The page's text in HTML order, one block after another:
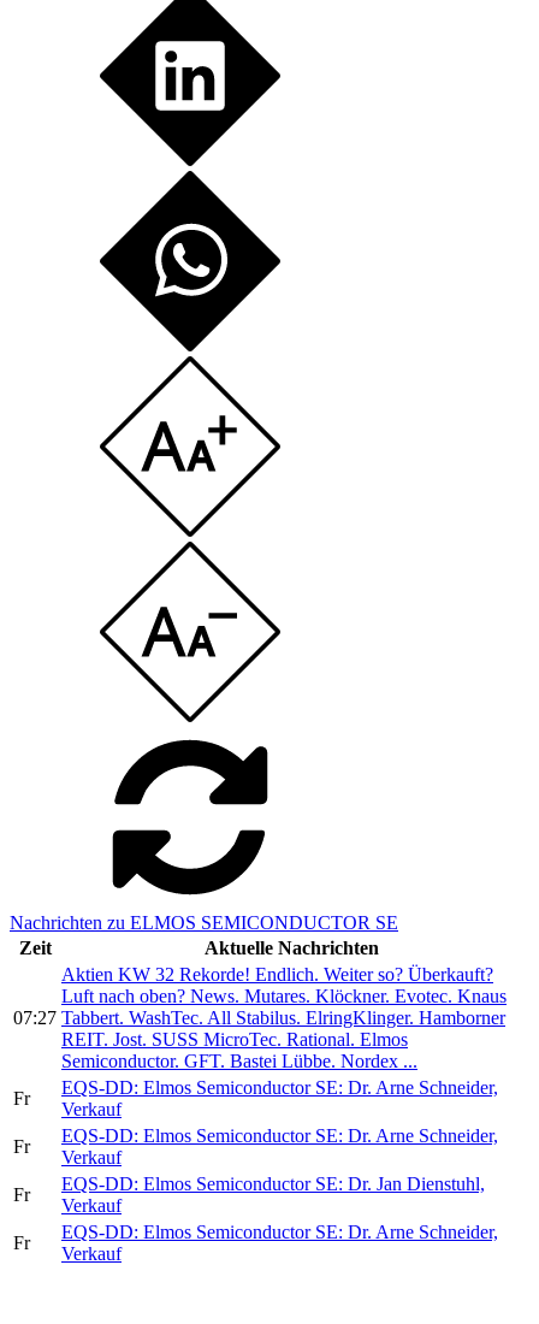
Nachrichten zu ELMOS SEMICONDUCTOR SE
Zeit
Aktuelle Nachrichten
07:27
Aktien KW 32 Rekorde! Endlich. Weiter so? Überkauft?
Luft nach oben? News. Mutares. Klöckner. Evotec. Knaus
Tabbert. WashTec. All Stabilus. ElringKlinger. Hamborner
REIT. Jost. SUSS MicroTec. Rational. Elmos
Semiconductor. GFT. Bastei Lübbe. Nordex ...
Fr
EQS-DD: Elmos Semiconductor SE: Dr. Arne Schneider,
Verkauf
Fr
EQS-DD: Elmos Semiconductor SE: Dr. Arne Schneider,
Verkauf
Fr
EQS-DD: Elmos Semiconductor SE: Dr. Jan Dienstuhl,
Verkauf
Fr
EQS-DD: Elmos Semiconductor SE: Dr. Arne Schneider,
Verkauf